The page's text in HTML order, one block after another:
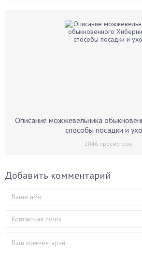
Описание можжевельника
способы посадки и
2846 просмотров
Добавить комментарий